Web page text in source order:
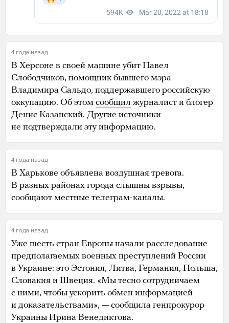
4 года назад
В Херсоне в своей машине убит Павел
Слободчиков, помощник бывшего мэра
Владимира Сальдо, поддержавшего российскую
оккупацию. Об этом сообщил журналист и блогер
Денис Казанский. Другие источники
не подтверждали эту информацию.
4 года назад
В Харькове объявлена воздушная тревога.
В разных районах города слышны взрывы,
сообщают местные телеграм-каналы.
4 года назад
Уже шесть стран Европы начали расследование
предполагаемых военных преступлений России
в Украине: это Эстония, Литва, Германия, Польша,
Словакия и Швеция. «Мы тесно сотрудничаем
с ними, чтобы ускорить обмен информацией
и доказательствами», — сообщила генпрокурор
Украины Ирина Венедиктова.